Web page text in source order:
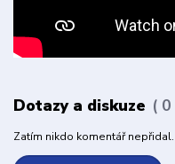
Dotazy a diskuze 0
Zatím nikdo komentář